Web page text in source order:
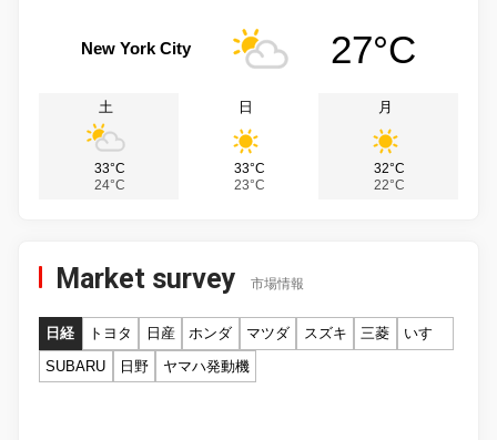
New York City 27°C
土
33°C
24°C
日
33°C
23°C
月
32°C
22°C
Market survey 市場情報
日経 トヨタ 日産 ホンダ マツダ スズキ 三菱
いすゞ
SUBARU
日野 ヤマハ発動機